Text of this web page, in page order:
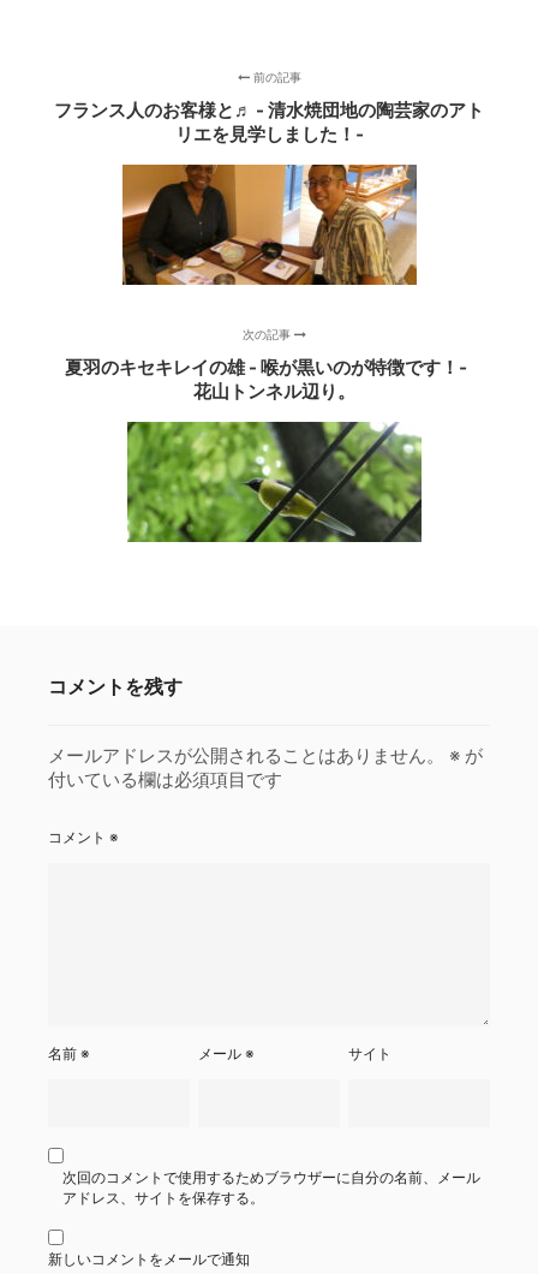
前の記事
フランス人のお客様と♬ - 清水焼団地の陶芸家のアト
リエを見学しました！‐
次の記事
夏羽のキセキレイの雄 - 喉が黒いのが特徴です！‐
花山トンネル辺り。
コメントを残す
メールアドレスが公開されることはありません。 ※ が
付いている欄は必須項目です
コメント ※
名前 ※ メール※ サイト
次回のコメントで使用するためブラウザーに自分の名前、メール
アドレス、サイトを保存する。
新しいコメントをメールで通知